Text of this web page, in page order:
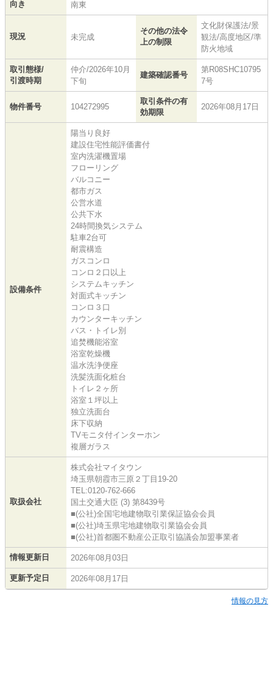
向き 南東
現況 未完成
その他の法令
上の制限
文化財保護法/景
観法/高度地区/準
防火地域
取引態様/
引渡時期
仲介/2026年10月
下旬
建築確認番号
第R08SHC10795
7号
物件番号 104272995
取引条件の有
効期限
2026年08月17日
設備条件
陽当り良好
建設住宅性能評価書付
室内洗濯機置場
フローリング
バルコニー
都市ガス
公営水道
公共下水
24時間換気システム
駐車2台可
耐震構造
ガスコンロ
コンロ２口以上
システムキッチン
対面式キッチン
コンロ３口
カウンターキッチン
バス・トイレ別
追焚機能浴室
浴室乾燥機
温水洗浄便座
洗髪洗面化粧台
トイレ２ヶ所
浴室１坪以上
独立洗面台
床下収納
TVモニタ付インターホン
複層ガラス
取扱会社
株式会社マイタウン
埼玉県朝霞市三原２丁目19-20
TEL:0120-762-666
国土交通大臣 (3) 第8439号
■(公社)全国宅地建物取引業保証協会会員
■(公社)埼玉県宅地建物取引業協会会員
■(公社)首都圏不動産公正取引協議会加盟事業者
情報更新日 2026年08月03日
更新予定日 2026年08月17日
情報の見方